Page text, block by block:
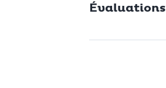
Évaluations